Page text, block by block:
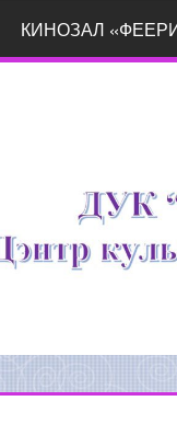
КИНОЗАЛ